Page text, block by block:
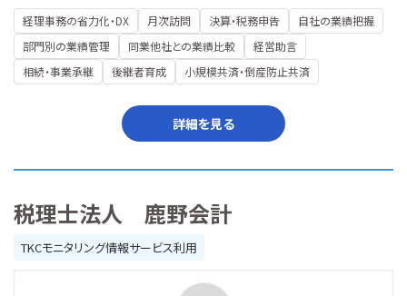
経理事務の省力化・DX 月次訪問 決算・税務申告
自社の業績把握
部門別の業績管理
同業他社との業績比較
経営助言
相続・事業承継
後継者育成 小規模共済・倒産防止共済
詳細を見る
税理士法人 鹿野会計
TKCモニタリング情報サービス利用